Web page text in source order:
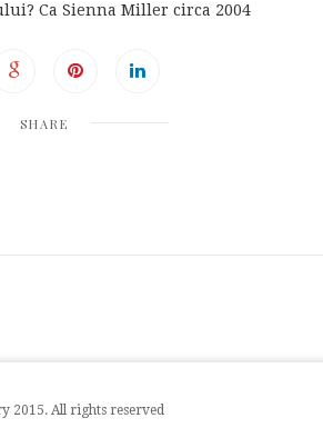
Ca Sienna Miller circa 2004
SHARE
2015. All rights reserved